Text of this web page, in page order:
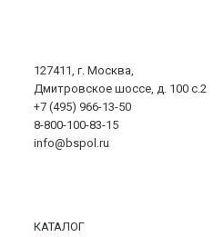
127411, г. Москва,
Дмитровское шоссе, д. 100 с.2
+7 (495) 966-13-50
8-800-100-83-15
info@bspol.ru
КАТАЛОГ